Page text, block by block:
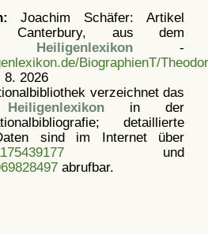
Joachim Schäfer: Artikel
Canterbury, aus dem
Heiligenlexikon -
BiographienT/
8. 2026
verzeichnet das
in der
detaillierte
sind im Internet über
und
abrufbar.